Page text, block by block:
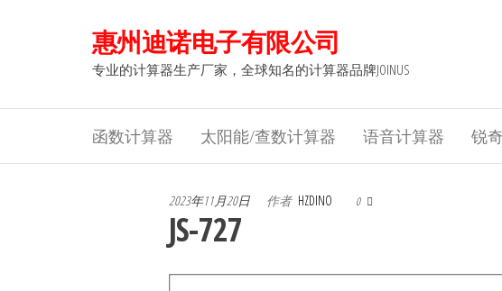
惠州迪诺电子有限公司
专业的计算器生产厂家，全球知名的计算器品牌JOINUS
函数计算器 太阳能/查数计算器 语音计算器 锐
2023年11月20日 作者 HZDINO 0
JS-727